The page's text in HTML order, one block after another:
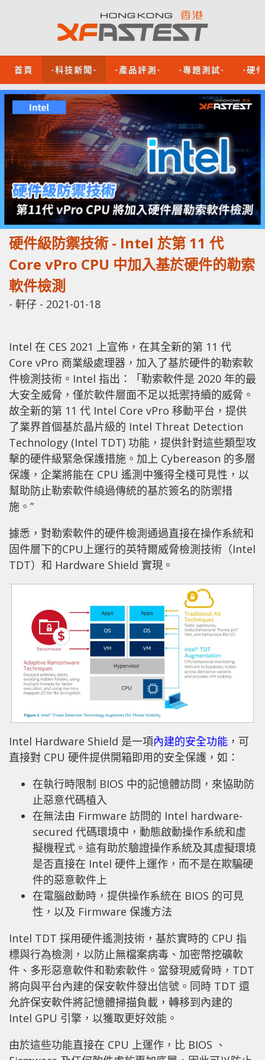
首頁 -科技新聞- -產品評測- -專題測試- -硬
硬件級防禦技術 - Intel 於第 11 代
Core vPro CPU 中加入基於硬件的勒索
軟件檢測
- 軒仔 - 2021-01-18
Intel 在 CES 2021 上宣佈，在其全新的第 11 代
Core vPro 商業級處理器，加入了基於硬件的勒索軟
件檢測技術。Intel 指出：「勒索軟件是 2020 年的最
大安全威脅，僅於軟件層面不足以抵禦持續的威脅。
故全新的第 11 代 Intel Core vPro 移動平台，提供
了業界首個基於晶片級的 Intel Threat Detection
Technology (Intel TDT) 功能，提供針對這些類型攻
擊的硬件級緊急保護措施。加上 Cyber​​eason 的多層
保護，企業將能在 CPU 遙測中獲得全棧可見性，以
幫助防止勒索軟件繞過傳統的基於簽名的防禦措
施。”
據悉，對勒索軟件的硬件檢測通過直接在操作系統和
固件層下的CPU上運行的英特爾威脅檢測技術（Intel
TDT）和 Hardware Shield 實現。
Intel Hardware Shield 是一項內建的安全功能 ，可
直接對 CPU 硬件提供開箱即用的安全保護，如：
在執行時限制 BIOS 中的記憶體訪問，來協助防
止惡意代碼植入
在無法由 Firmware 訪問的 Intel hardware-
secured 代碼環境中，動態啟動操作系統和虛
擬機程式。這有助於驗證操作系統及其虛擬環境
是否直接在 Intel 硬件上運作，而不是在欺騙硬
件的惡意軟件上
在電腦啟動時，提供操作系統在 BIOS 的可見
性，以及 Firmware 保護方法
Intel TDT 採用硬件遙測技術，基於實時的 CPU 指
標與行為檢測，以防止無檔案病毒、加密幣挖礦軟
件、多形惡意軟件和勒索軟件。當發現威脅時，TDT
將向與平台內建的保安軟件發出信號。同時 TDT 還
允許保安軟件將記憶體掃描負載，轉移到內建的
Intel GPU 引擎，以獲取更好效能。
由於這些功能直接在 CPU 上運作，比 BIOS 、